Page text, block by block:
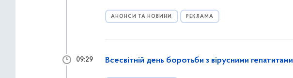
АНОНСИ ТА НОВИНИ РЕКЛАМА
Всесвітній день боротьби з вірусними гепатитами
09:29